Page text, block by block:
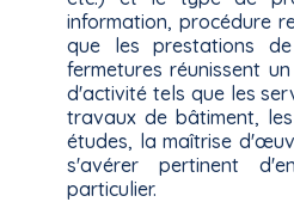
information, procédure
que les prestations
fermetures réunissent
d'activité tels que les
travaux de bâtiment,
études, la maîtrise
s'avérer pertinent
particulier.